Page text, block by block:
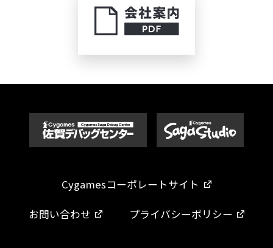
Cygamesコーポレートサイト
お問い合わせ プライバシーポリシー